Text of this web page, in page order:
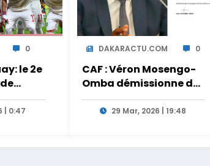
0
le 2e
sur
| 0:47
DAKARACTU.COM 0
CAF : Véron Mosengo-
Omba démissionne de
son poste de Secrétaire
Général29 Mar, 2026 | 19:48